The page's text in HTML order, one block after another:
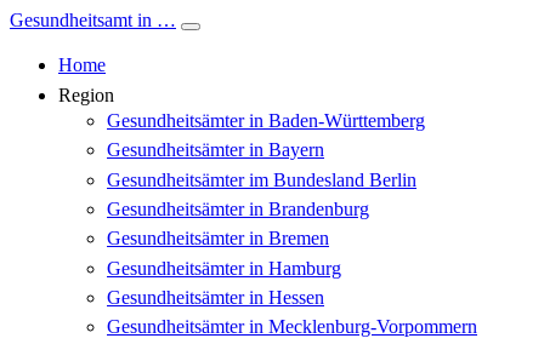
Gesundheitsamt in …
Home
Region
Gesundheitsämter in Baden-Württemberg
Gesundheitsämter in Bayern
Gesundheitsämter im Bundesland Berlin
Gesundheitsämter in Brandenburg
Gesundheitsämter in Bremen
Gesundheitsämter in Hamburg
Gesundheitsämter in Hessen
Gesundheitsämter in Mecklenburg-Vorpommern